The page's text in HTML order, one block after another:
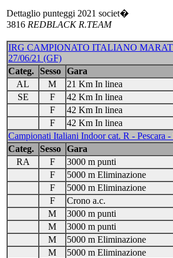
Dettaglio punteggi 2021 societ�
3816 REDBLACK R.TEAM
IRG CAMPIONATO ITALIANO
27/06/21 (GF)
Categ. Sesso Gara
AL
M 21 Km In linea
SE
F 42 Km In linea
F
42 Km In linea
F
42 Km In linea
Campionati Italiani Indoor cat. R - Pescara
Categ. Sesso Gara
RA
F 3000 m punti
F
5000 m Eliminazione
F
5000 m Eliminazione
F
Crono a.c.
M
3000 m punti
M
3000 m punti
M
5000 m Eliminazione
M
5000 m Eliminazione